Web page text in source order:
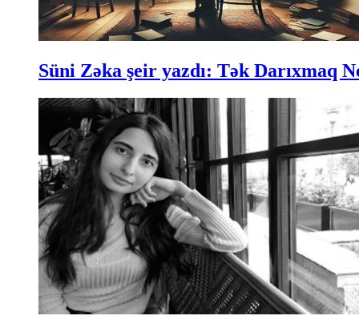
Süni Zəka şeir yazdı: Tək Darıxmaq